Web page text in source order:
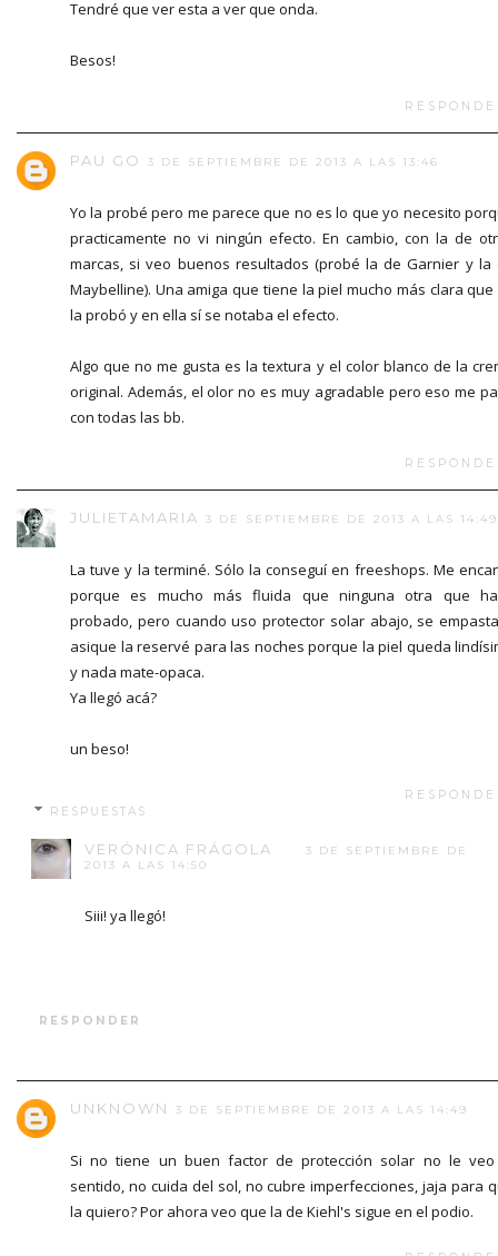
Tendré que ver esta a ver que onda.
Besos!
PAU GO 3 DE SEPTIEMBRE DE 2013 A LAS 13:46
Yo la probé pero me parece que no es lo que yo necesito
practicamente no vi ningún efecto. En cambio, con la de
marcas, si veo buenos resultados (probé la de Garnier y la
Maybelline). Una amiga que tiene la piel mucho más clara que
la probó y en ella sí se notaba el efecto.
Algo que no me gusta es la textura y el color blanco de la
original. Además, el olor no es muy agradable pero eso me
con todas las bb.
JULIETAMARIA 3 DE SEPTIEMBRE DE 2013 A LAS 14:49
La tuve y la terminé. Sólo la conseguí en freeshops. Me
porque es mucho más fluida que ninguna otra que
probado, pero cuando uso protector solar abajo, se
asique la reservé para las noches porque la piel queda
y nada mate-opaca.
Ya llegó acá?
un beso!
RESPUESTAS
VERÓNICA FRÁGOLA
3 DE SEPTIEMBRE DE
2013 A LAS 14:50
Siii! ya llegó!
RESPONDER
UNKNOWN 3 DE SEPTIEMBRE DE 2013 A LAS 14:49
Si no tiene un buen factor de protección solar no le
sentido, no cuida del sol, no cubre imperfecciones, jaja para
la quiero? Por ahora veo que la de Kiehl's sigue en el podio.